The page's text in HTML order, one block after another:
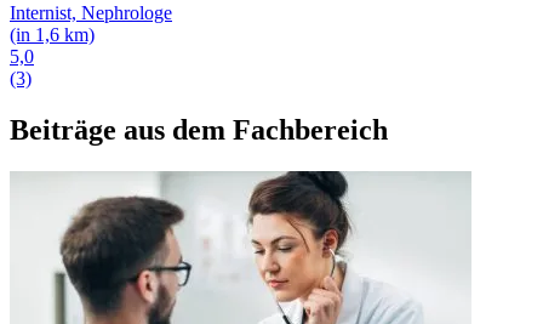
Internist, Nephrologe
(in 1,6 km)
5,0
(3)
Beiträge aus dem Fachbereich